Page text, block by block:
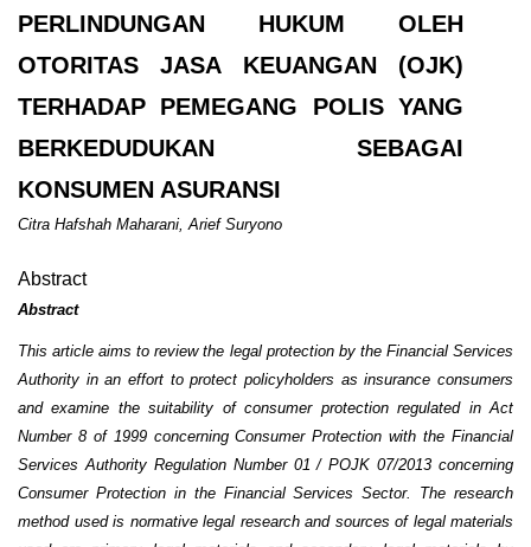
PERLINDUNGAN HUKUM OLEH
OTORITAS JASA KEUANGAN (OJK)
TERHADAP PEMEGANG POLIS YANG
BERKEDUDUKAN SEBAGAI
KONSUMEN ASURANSI
Citra Hafshah Maharani, Arief Suryono
Abstract
Abstract
This article aims to review the legal protection by the Financial Services
Authority in an effort to protect policyholders as insurance consumers
and examine the suitability of consumer protection regulated in Act
Number 8 of 1999 concerning Consumer Protection with the Financial
Services Authority Regulation Number 01 / POJK 07/2013 concerning
Consumer Protection in the Financial Services Sector. The research
method used is normative legal research and sources of legal materials